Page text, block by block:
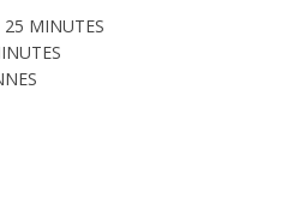
25 MINUTES